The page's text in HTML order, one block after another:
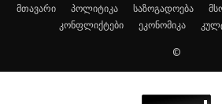
მთავარი პოლიტიკა საზოგადოება
კონფლიქტები
ეკონომიკა
©